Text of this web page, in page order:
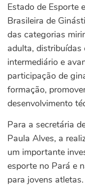
Estado de Esporte
Brasileira de
das categorias
adulta, distribuídas
intermediário e
participação de
formação,
desenvolvimento
Para a secretária
Paula Alves, a
um importante
esporte no Pará e
para jovens atletas.